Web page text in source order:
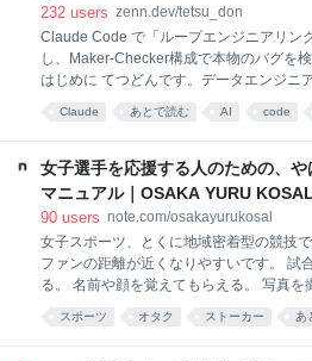
232 users zenn.dev/tetsu_don
Claude Code で「ループエンジニアリン
し、Maker-Checker構成で本物のバグを
はじめに てつどんです。データエンジニ
業務をこなしております。 最近、バズワ
に、いろんなところで「ループエンジニア
ループエンジニアリングというのはなん
いう使い方をするのかというのをClaude
て、実践してみました。 正直、全くよく
が、やったことを残してみます。 2026年
のエンジニアリングリーダー Addy
けた概念で、こう表現されています。
engineering is replacing yourself as the
Claude あとで読む AI code
女子選手を応援する人のための、
マニュアル｜OSAKA YURU
KITAMOTO
90 users note.com/osakayurukosal
女子スポーツ、とくに地域密着型の競技
ファンの距離が近くなりやすいです。 試
る。 名前や顔を覚えてもらえる。 写真を
る。 SNSで返信が来る。 選手の家族とも
なる。 場合によっては、一緒にボールを
スポーツ オタク ストーカー あ